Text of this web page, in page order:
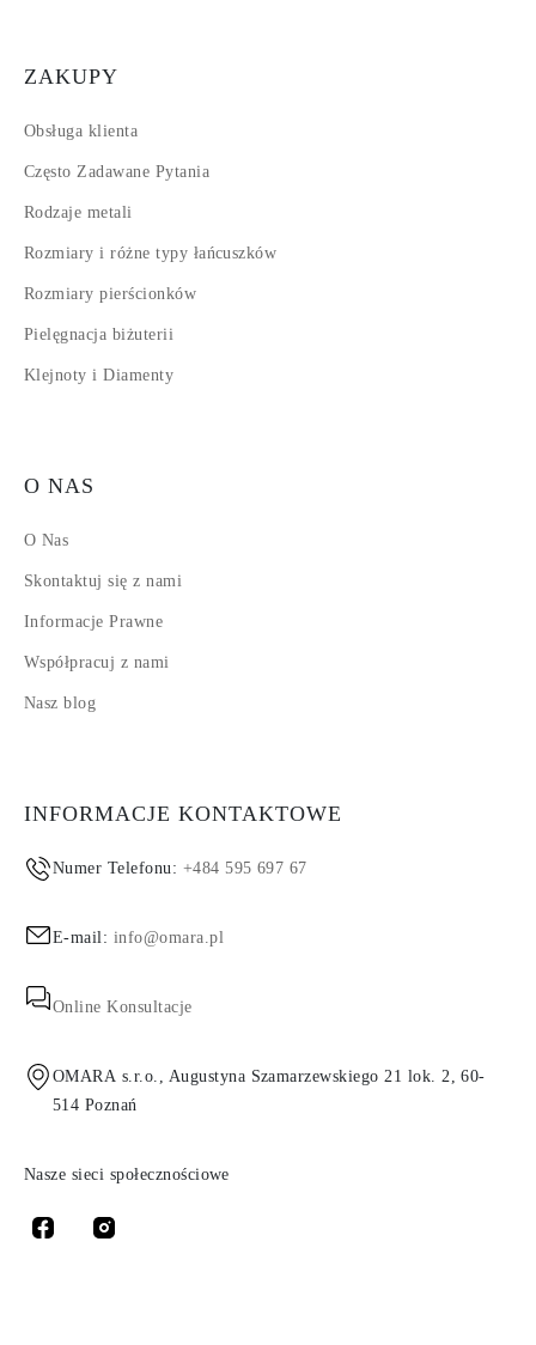
ZAKUPY
Obsługa klienta
Często Zadawane Pytania
Rodzaje metali
Rozmiary i różne typy łańcuszków
Rozmiary pierścionków
Pielęgnacja biżuterii
Klejnoty i Diamenty
O NAS
O Nas
Skontaktuj się z nami
Informacje Prawne
Współpracuj z nami
Nasz blog
INFORMACJE KONTAKTOWE
Numer Telefonu: +484 595 697 67
E-mail: info@omara.pl
Online Konsultacje
OMARA s.r.o., Augustyna Szamarzewskiego 21 lok. 2, 60-
514 Poznań
Nasze sieci społecznościowe